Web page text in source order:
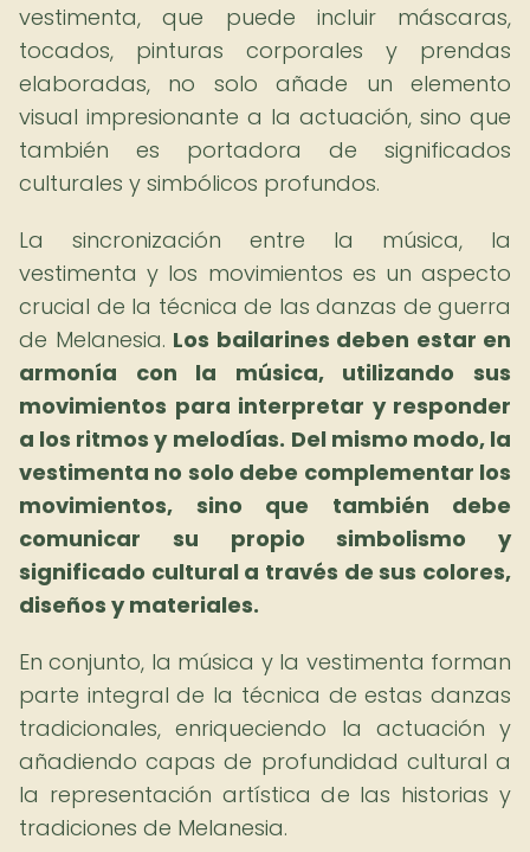
vestimenta, que puede incluir máscaras,
tocados, pinturas corporales y prendas
elaboradas, no solo añade un elemento
visual impresionante a la actuación, sino que
también es portadora de significados
culturales y simbólicos profundos.
La sincronización entre la música, la
vestimenta y los movimientos es un aspecto
crucial de la técnica de las danzas de guerra
de Melanesia. Los bailarines deben estar en
armonía con la música, utilizando sus
movimientos para interpretar y responder
a los ritmos y melodías. Del mismo modo, la
vestimenta no solo debe complementar los
movimientos, sino que también debe
comunicar su propio simbolismo y
significado cultural a través de sus colores,
diseños y materiales.
En conjunto, la música y la vestimenta forman
parte integral de la técnica de estas danzas
tradicionales, enriqueciendo la actuación y
añadiendo capas de profundidad cultural a
la representación artística de las historias y
tradiciones de Melanesia.